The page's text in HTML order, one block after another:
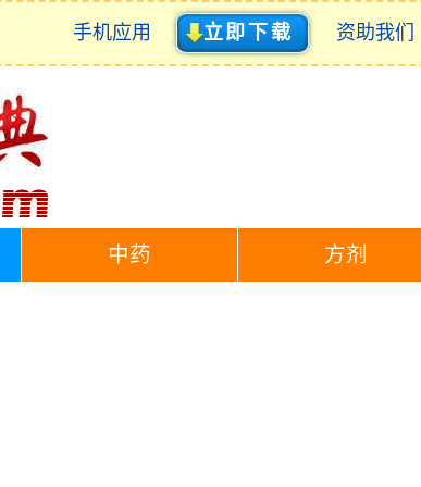
手机应用 立即下载 资助我们
中药 方剂